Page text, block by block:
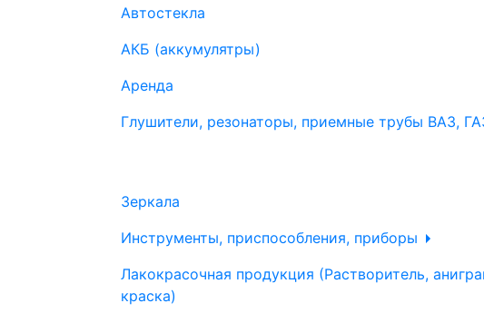
Автостекла
АКБ (аккумулятры)
Аренда
Глушители, резонаторы, приемные трубы ВАЗ,
Зеркала
Инструменты, приспособления, приборы
Лакокрасочная продукция (Растворитель,
краска)